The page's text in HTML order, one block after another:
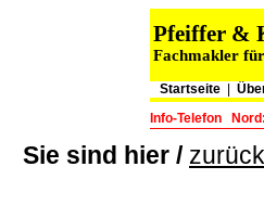
Pfeiffer &
Fachmakler
Startseite
Info-Telefon
Sie sind hier / zurück